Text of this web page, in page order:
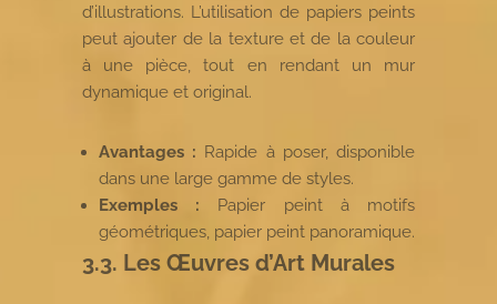
d’illustrations. L’utilisation de papiers peints
peut ajouter de la texture et de la couleur
à une pièce, tout en rendant un mur
dynamique et original.
Avantages : Rapide à poser, disponible
dans une large gamme de styles.
Exemples : Papier peint à motifs
géométriques, papier peint panoramique.
3.3. Les Œuvres d’Art Murales